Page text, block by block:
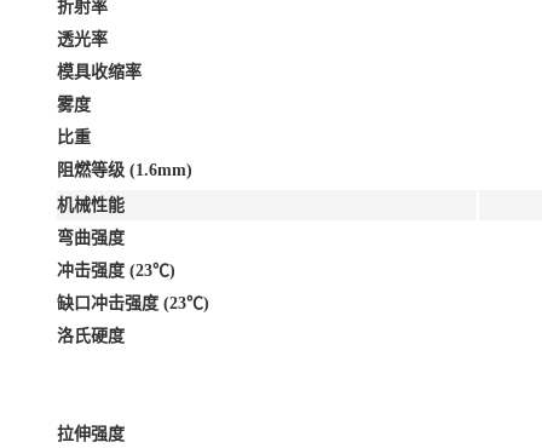
折射率
透光率
模具收缩率
雾度
比重
阻燃等级 (1.6mm)
机械性能
弯曲强度
冲击强度 (23℃)
缺口冲击强度 (23℃)
洛氏硬度
拉伸强度